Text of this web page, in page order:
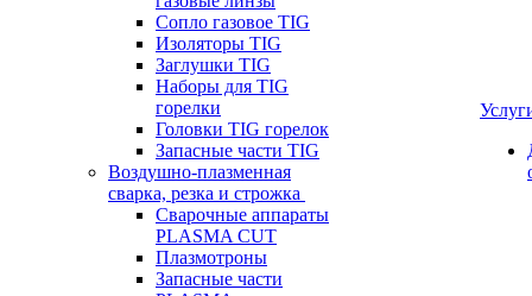
Сопло газовое TIG
Изоляторы TIG
Заглушки TIG
Наборы для TIG
горелки
Головки TIG горелок
Запасные части TIG
Воздушно-плазменная
сварка, резка и строжка
Сварочные аппараты
PLASMA CUT
Плазмотроны
Запасные части